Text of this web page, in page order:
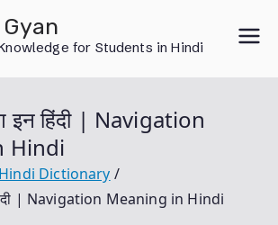
for Students in Hindi
इन हिंदी | Navigation
Hindi
Dictionary
| Navigation Meaning in Hindi